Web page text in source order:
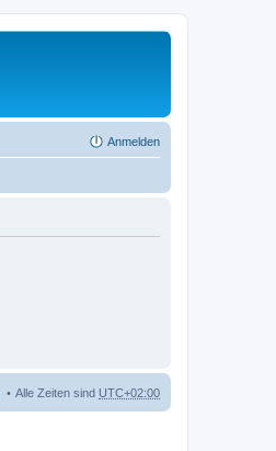
Anmelden
Alle Zeiten sind UTC+02:00